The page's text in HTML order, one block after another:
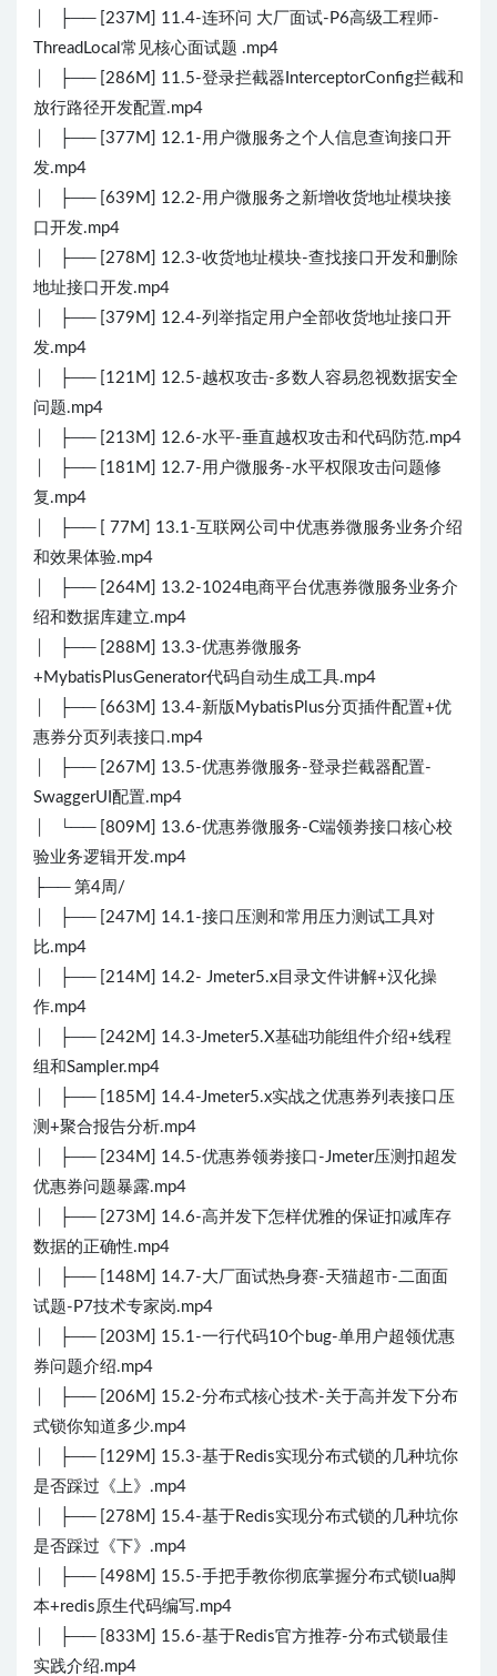
│ ├── [237M] 11.4-连环问 大厂面试-P6高级工程师-
ThreadLocal常见核心面试题 .mp4
│ ├── [286M] 11.5-登录拦截器InterceptorConfig拦截和
放行路径开发配置.mp4
│ ├── [377M] 12.1-用户微服务之个人信息查询接口开
发.mp4
│ ├── [639M] 12.2-用户微服务之新增收货地址模块接
口开发.mp4
│ ├── [278M] 12.3-收货地址模块-查找接口开发和删除
地址接口开发.mp4
│ ├── [379M] 12.4-列举指定用户全部收货地址接口开
发.mp4
│ ├── [121M] 12.5-越权攻击-多数人容易忽视数据安全
问题.mp4
│ ├── [213M] 12.6-水平-垂直越权攻击和代码防范.mp4
│ ├── [181M] 12.7-用户微服务-水平权限攻击问题修
复.mp4
│ ├── [ 77M] 13.1-互联网公司中优惠券微服务业务介绍
和效果体验.mp4
│ ├── [264M] 13.2-1024电商平台优惠券微服务业务介
绍和数据库建立.mp4
│ ├── [288M] 13.3-优惠券微服务
+MybatisPlusGenerator代码自动生成工具.mp4
│ ├── [663M] 13.4-新版MybatisPlus分页插件配置+优
惠券分页列表接口.mp4
│ ├── [267M] 13.5-优惠券微服务-登录拦截器配置-
SwaggerUI配置.mp4
│ └── [809M] 13.6-优惠券微服务-C端领劵接口核心校
验业务逻辑开发.mp4
├── 第4周/
│ ├── [247M] 14.1-接口压测和常用压力测试工具对
比.mp4
│ ├── [214M] 14.2- Jmeter5.x目录文件讲解+汉化操
作.mp4
│ ├── [242M] 14.3-Jmeter5.X基础功能组件介绍+线程
组和Sampler.mp4
│ ├── [185M] 14.4-Jmeter5.x实战之优惠券列表接口压
测+聚合报告分析.mp4
│ ├── [234M] 14.5-优惠券领劵接口-Jmeter压测扣超发
优惠券问题暴露.mp4
│ ├── [273M] 14.6-高并发下怎样优雅的保证扣减库存
数据的正确性.mp4
│ ├── [148M] 14.7-大厂面试热身赛-天猫超市-二面面
试题-P7技术专家岗.mp4
│ ├── [203M] 15.1-一行代码10个bug-单用户超领优惠
券问题介绍.mp4
│ ├── [206M] 15.2-分布式核心技术-关于高并发下分布
式锁你知道多少.mp4
│ ├── [129M] 15.3-基于Redis实现分布式锁的几种坑你
是否踩过《上》.mp4
│ ├── [278M] 15.4-基于Redis实现分布式锁的几种坑你
是否踩过《下》.mp4
│ ├── [498M] 15.5-手把手教你彻底掌握分布式锁lua脚
本+redis原生代码编写.mp4
│ ├── [833M] 15.6-基于Redis官方推荐-分布式锁最佳
实践介绍.mp4